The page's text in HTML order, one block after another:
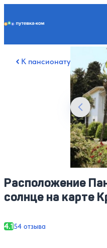
К пансионату
Смотреть
Расположение
солнце на карте
4.154 отзыва